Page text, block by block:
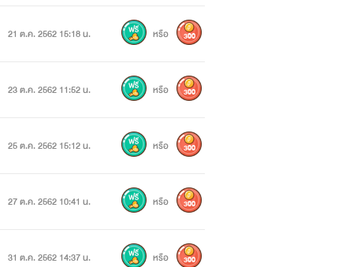
21 ต.ค. 2562 15:18 น. หรือ 300
23 ต.ค. 2562 11:52 น. หรือ 300
25 ต.ค. 2562 15:12 น. หรือ 300
27 ต.ค. 2562 10:41 น. หรือ 300
31 ต.ค. 2562 14:37 น. หรือ 300